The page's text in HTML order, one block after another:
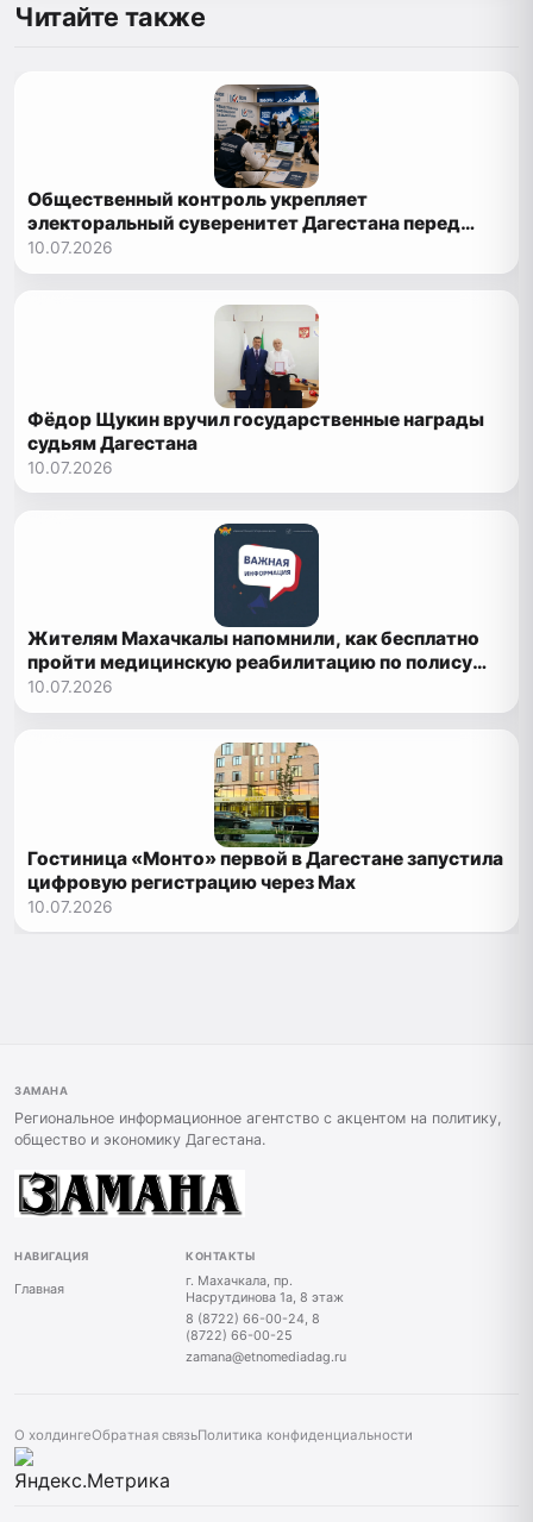
Читайте также
Общественный контроль укрепляет
электоральный суверенитет Дагестана перед
выборами 2026 года
10.07.2026
Фёдор Щукин вручил государственные награды
судьям Дагестана
10.07.2026
Жителям Махачкалы напомнили, как бесплатно
пройти медицинскую реабилитацию по полису
ОМС
10.07.2026
Гостиница «Монто» первой в Дагестане запустила
цифровую регистрацию через Max
10.07.2026
ЗАМАНА
Региональное информационное агентство с акцентом на политику,
общество и экономику Дагестана.
НАВИГАЦИЯ
Главная
КОНТАКТЫ
г. Махачкала, пр.
Насрутдинова 1а, 8 этаж
8 (8722) 66-00-24, 8
(8722) 66-00-25
zamana@etnomediadag.ru
О холдингеОбратная связьПолитика конфиденциальности